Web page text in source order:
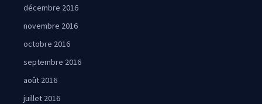
décembre 2016
novembre 2016
octobre 2016
septembre 2016
août 2016
juillet 2016